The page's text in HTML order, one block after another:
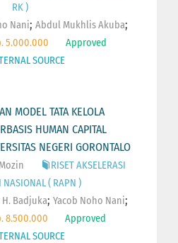
RK )
Nani; Abdul Mukhlis Akuba;
5.000.000
Approved
SOURCE
MODEL TATA KELOLA
HUMAN CAPITAL
NEGERI GORONTALO
RISET AKSELERASI
NASIONAL ( RAPN )
Badjuka; Yacob Noho Nani;
8.500.000
Approved
SOURCE